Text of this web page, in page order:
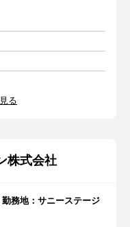
る
株式会社
務地：サニーステージ